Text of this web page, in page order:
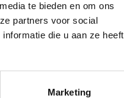
te bieden en om ons
partners voor social
die u aan ze heeft
Marketing